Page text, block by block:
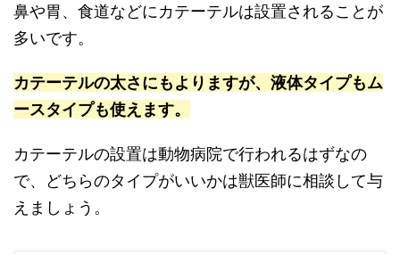
鼻や胃、食道などにカテーテルは設置されることが
多いです。
カテーテルの太さにもよりますが、液体タイプもム
ースタイプも使えます。
カテーテルの設置は動物病院で行われるはずなの
で、どちらのタイプがいいかは獣医師に相談して与
えましょう。